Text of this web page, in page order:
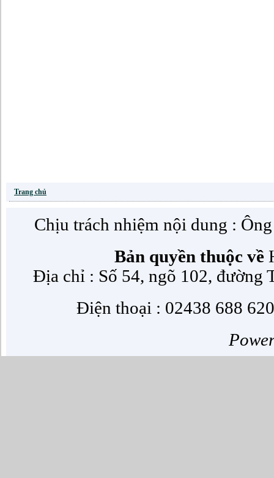
Trang chủ
Chịu trách nhiệm nội dung :
Bản quyền thuộc về
Địa chỉ : Số 54, ngõ 102, đường
Điện thoại : 02438 688